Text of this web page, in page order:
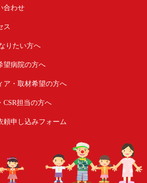
合わせ
ス
りたい方へ
望病院の方へ
ア・取材希望の方へ
CSR担当の方へ
頼申し込みフォーム